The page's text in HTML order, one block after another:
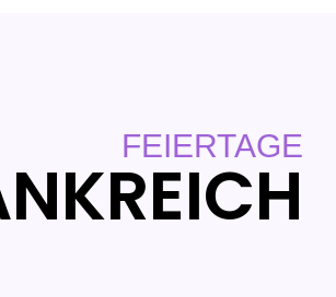
FEIERTAGE